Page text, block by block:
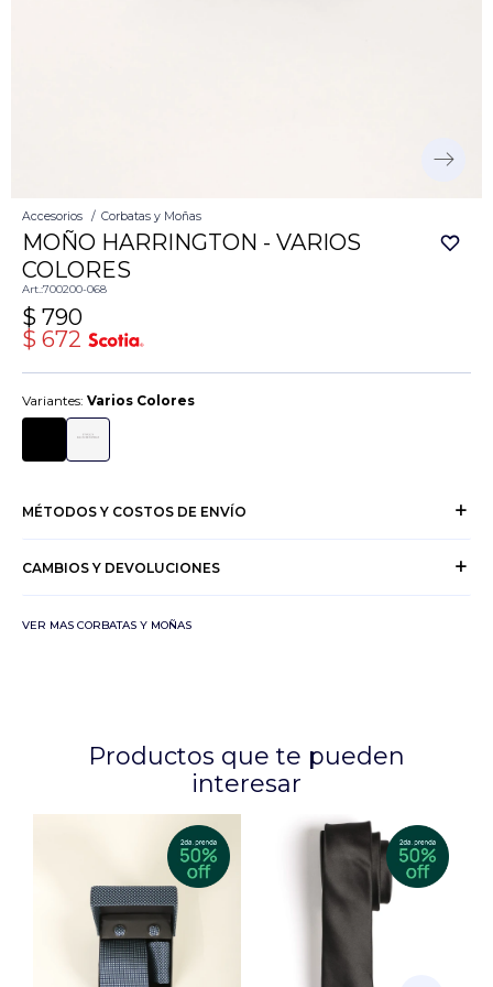
Accesorios Corbatas y Moñas
MOÑO HARRINGTON - VARIOS
COLORES
700200-068
$ 790
$ 672
Variantes: Varios Colores
MÉTODOS Y COSTOS DE ENVÍO
CAMBIOS Y DEVOLUCIONES
VER MAS CORBATAS Y MOÑAS
Productos que te pueden
interesar